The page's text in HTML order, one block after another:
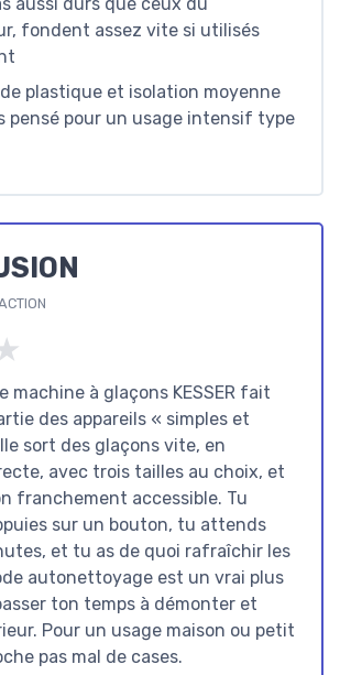
fondent assez vite si utilisés
plastique et isolation moyenne
pensé pour un usage intensif type
machine à glaçons KESSER fait
des appareils « simples et
sort des glaçons vite, en
avec trois tailles au choix, et
franchement accessible. Tu
sur un bouton, tu attends
et tu as de quoi rafraîchir les
autonettoyage est un vrai plus
ton temps à démonter et
Pour un usage maison ou petit
pas mal de cases.